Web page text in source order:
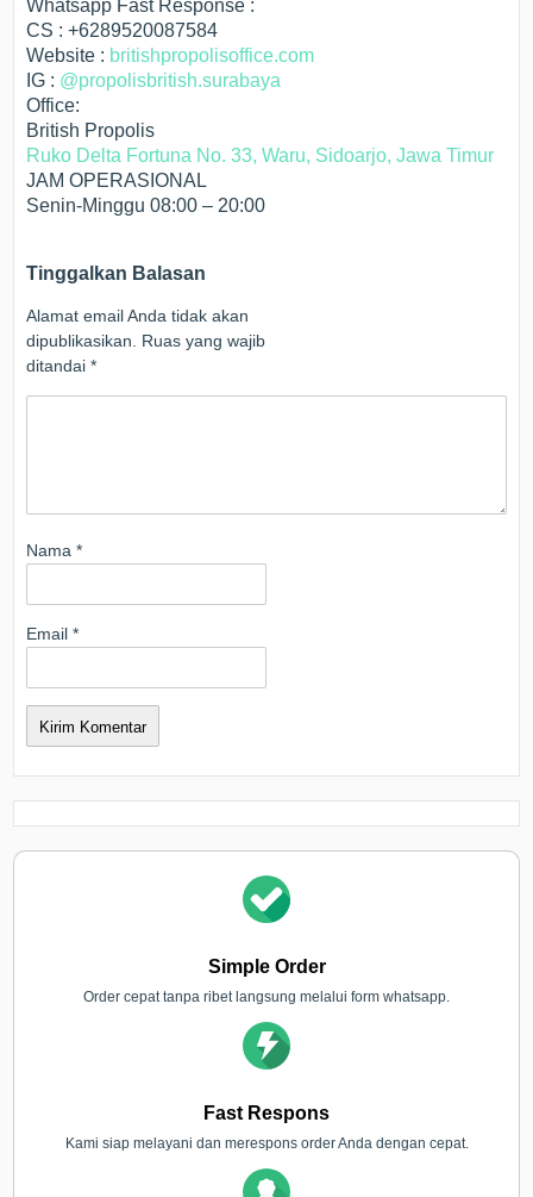
Whatsapp Fast Response :
CS : +6289520087584
Website : britishpropolisoffice.com
IG : @propolisbritish.surabaya
Office:
British Propolis
Ruko Delta Fortuna No. 33, Waru, Sidoarjo, Jawa Timur
JAM OPERASIONAL
Senin-Minggu 08:00 – 20:00
Tinggalkan Balasan
Alamat email Anda tidak akan
dipublikasikan.
Ruas yang wajib
ditandai*
Nama*
Email*
Simple Order
Order cepat tanpa ribet langsung melalui form whatsapp.
Fast Respons
Kami siap melayani dan merespons order Anda dengan cepat.